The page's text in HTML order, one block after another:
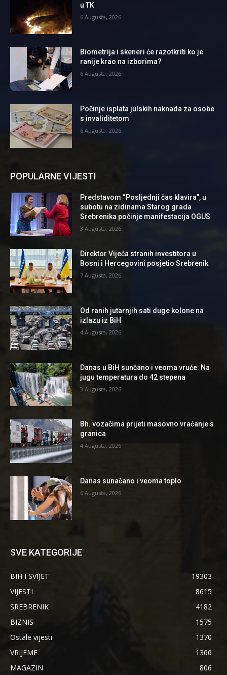
u TK
6 Augusta, 2026
Biometrija i skeneri će razotkriti ko je
ranije krao na izborima?
6 Augusta, 2026
Počinje isplata julskih naknada za osobe
s invaliditetom
6 Augusta, 2026
POPULARNE VIJESTI
Predstavom “Posljednji čas klavira”, u
subotu na zidinama Starog grada
Srebrenika počinje manifestacija OGUS
3 Augusta, 2026
Direktor Vijeća stranih investitora u
Bosni i Hercegovini posjetio Srebrenik
7 Augusta, 2026
Od ranih jutarnjih sati duge kolone na
izlazu iz BiH
4 Augusta, 2026
Danas u BiH sunčano i veoma vruće: Na
jugu temperatura do 42 stepena
3 Augusta, 2026
Bh. vozačima prijeti masovno vraćanje s
granica
4 Augusta, 2026
Danas sunačano i veoma toplo
6 Augusta, 2026
SVE KATEGORIJE
BIH I SVIJET
19303
VIJESTI
8615
SREBRENIK
4182
BIZNIS
1575
Ostale vijesti
1370
VRIJEME
1366
MAGAZIN
806